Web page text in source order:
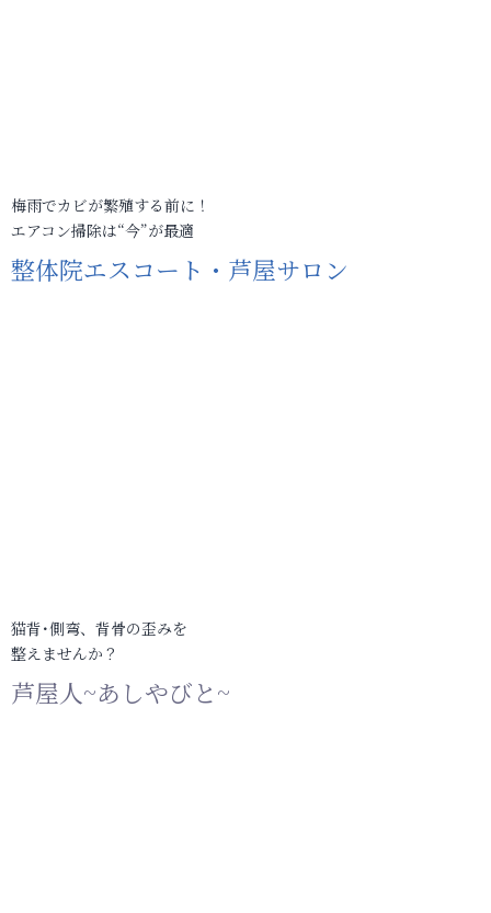
梅雨でカビが繁殖する前に！
エアコン掃除は“今”が最適
整体院エスコート・芦屋サロン
猫背･側弯、背骨の歪みを
整えませんか？
芦屋人~あしやびと~